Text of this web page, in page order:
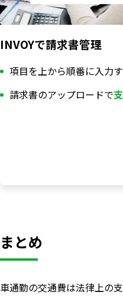
INVOYで請求書管理
項目を上から順番に入力
請求書のアップロードで
まとめ
車通勤の交通費は法律上の